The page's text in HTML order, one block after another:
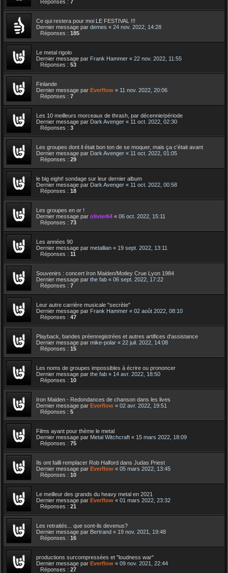
Réponses : 7
Ce qui restera pour moi LE FESTIVAL !!!
Dernier message par demes « 24 nov. 2022, 14:28
Réponses : 185
Le metal rigolo
Dernier message par Frank Hammer « 22 nov. 2022, 11:55
Réponses : 53
Finlande
Dernier message par Everflow « 11 nov. 2022, 20:06
Réponses : 7
Les 10 meilleurs morceaux de thrash, par décennie/période
Dernier message par Dark Avenger « 11 oct. 2022, 02:30
Réponses : 3
Les groupes dont il était bon ton de se moquer, mais ça c'était avant
Dernier message par Dark Avenger « 11 oct. 2022, 01:05
Réponses : 29
le big eight! sondage sur leur dernier album
Dernier message par Dark Avenger « 11 oct. 2022, 00:58
Réponses : 18
Les groupes en or !
Dernier message par olivier64 « 06 oct. 2022, 15:11
Réponses : 73
Les années 90
Dernier message par metallian « 19 sept. 2022, 13:11
Réponses : 11
Souvenirs : concert Iron Maiden/Motley Crue Lyon 1984
Dernier message par the fab « 06 sept. 2022, 17:22
Réponses : 7
Leur autre carrière musicale "secrète"
Dernier message par Frank Hammer « 02 août 2022, 08:10
Réponses : 47
Playback, bandes préenregistrées et autres artifices d'assistance
Dernier message par mike-polar « 22 juil. 2022, 14:08
Réponses : 15
Les noms de groupes impossibles à écrire ou prononcer
Dernier message par the fab « 14 avr. 2022, 18:50
Réponses : 10
Iron Maiden - Redondances de chanson dans les lives
Dernier message par Everflow « 02 avr. 2022, 19:51
Réponses : 5
Films ayant pour thème le metal
Dernier message par Metal Witchcraft « 15 mars 2022, 18:09
Réponses : 75
Ils ont failli remplacer Rob Halford dans Judas Priest
Dernier message par Everflow « 05 mars 2022, 13:45
Réponses : 10
Le meilleur des grands du heavy metal en 2021
Dernier message par Everflow « 01 mars 2022, 23:32
Réponses : 21
Les retraités... que sont-ils devenus?
Dernier message par Bertrand « 19 nov. 2021, 19:48
Réponses : 16
productions surcompressées et "loudness war"
Dernier message par Everflow « 09 nov. 2021, 22:44
Réponses : 27